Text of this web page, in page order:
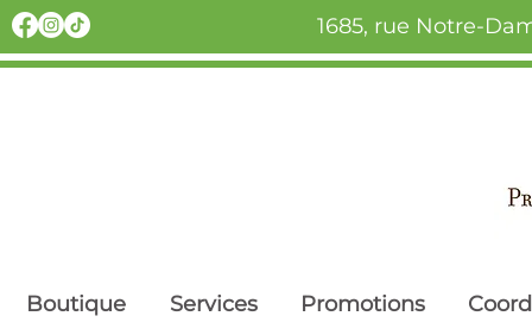
1685, rue Notre-
Boutique Services Promotions